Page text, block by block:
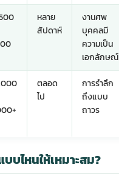
หลาย
สัปดาห์
งานศพ
บุคคลมี
ความเป็น
เอกลักษณ์
ตลอด
ไป
การรำลึก
ถึงแบบ
ถาวร
บไหนให้เหมาะสม?